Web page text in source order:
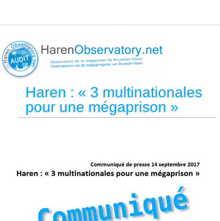
Haren : « 3 multinationales
pour une mégaprison »